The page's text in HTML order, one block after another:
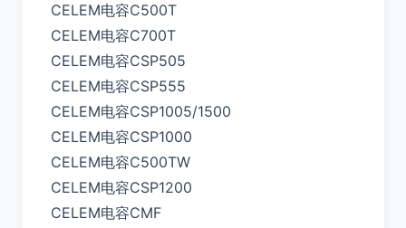
CELEM电容C500T
CELEM电容C700T
CELEM电容CSP505
CELEM电容CSP555
CELEM电容CSP1005/1500
CELEM电容CSP1000
CELEM电容C500TW
CELEM电容CSP1200
CELEM电容CMF